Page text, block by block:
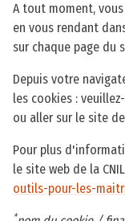
A tout moment,
en vous rendant
sur chaque page du
Depuis votre
les cookies :
ou aller sur le site
Pour plus
le site web de la
outils-pour-les-
*